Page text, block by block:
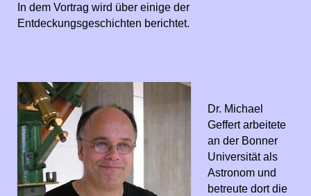
In dem Vortrag wird über einige der
Entdeckungsgeschichten berichtet.
Dr. Michael
Geffert arbeitete
an der Bonner
Universität als
Astronom und
betreute dort die